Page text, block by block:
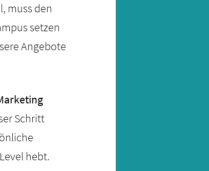
muss den
setzen
Angebote
Schritt
hebt.